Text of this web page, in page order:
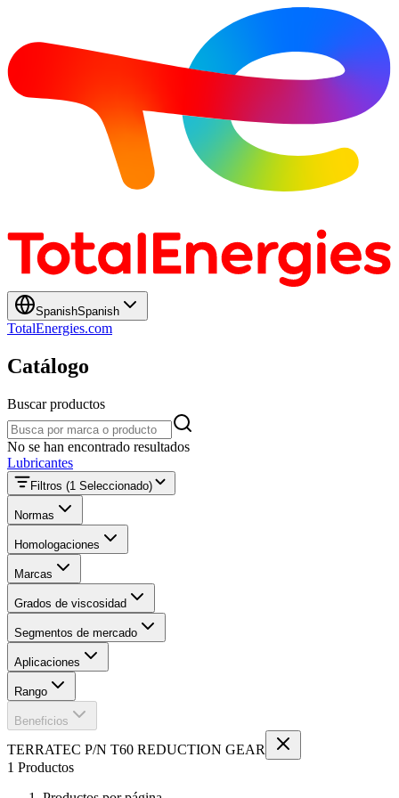
SpanishSpanish
TotalEnergies.com
Catálogo
Buscar productos
Buscar productos
No se han encontrado resultados
Lubricantes
Filtros (1 Seleccionado)
Normas
Homologaciones
Marcas
Grados de viscosidad
Segmentos de mercado
Aplicaciones
Rango
Beneficios
TERRATEC P/N T60 REDUCTION GEAR
1 Productos